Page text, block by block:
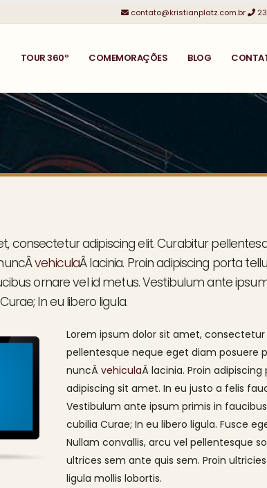
contato@kristianplatz.com.br
TOUR 360º COMEMORAÇÕES BLOG
consectetur adipiscing elit. Curabitur
vehiculaÂ lacinia. Proin adipiscing porta
ornare vel id metus. Vestibulum ante
In eu libero ligula.
Lorem ipsum dolor sit amet,
pellentesque neque eget diam posuere
nuncÂ vehiculaÂ lacinia. Proin
adipiscing sit amet. In eu justo a felis
Vestibulum ante ipsum primis in
cubilia Curae; In eu libero ligula. Fusce
Nullam convallis, arcu vel pellentesque
ultrices sem ante quis sem. Proin
ligula mollis lobortis.